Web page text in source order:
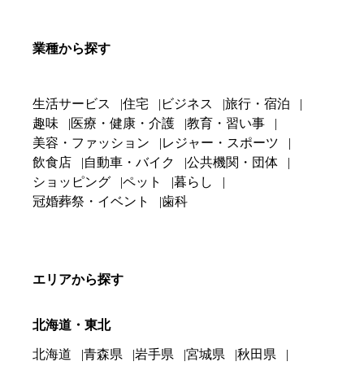
業種から探す
生活サービス 住宅 ビジネス
旅行・宿泊
趣味
医療・健康・介護
教育・習い事
美容・ファッション
レジャー・スポーツ
飲食店
自動車・バイク
公共機関・団体
ショッピング
ペット
暮らし
冠婚葬祭・イベント
歯科
エリアから探す
北海道・東北
北海道 青森県 岩手県 宮城県
秋田県